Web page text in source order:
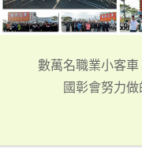
數萬名職業小客
國彰會努力